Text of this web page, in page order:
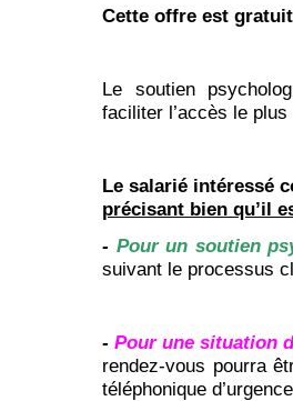
Cette offre est
Le soutien
faciliter l’accès le
Le salarié intéressé
précisant bien qu’il
- Pour un soutien
suivant le processus
-Pour une situation
rendez-vous pourra
téléphonique